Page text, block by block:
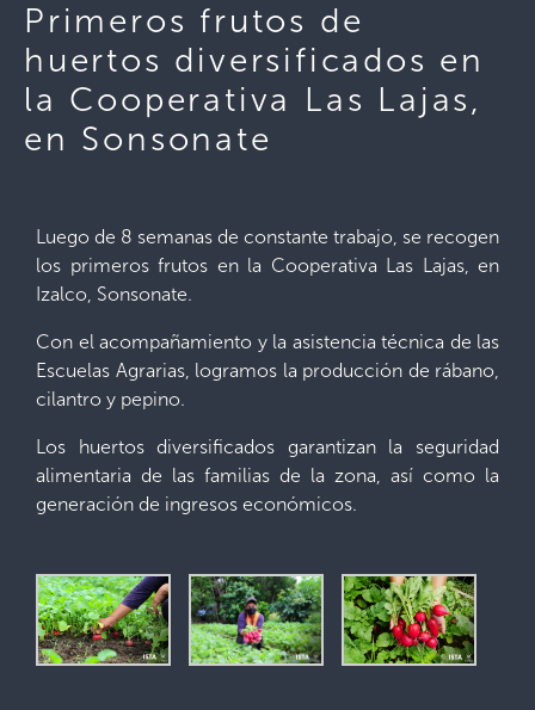
Primeros frutos de
huertos diversificados en
la Cooperativa Las Lajas,
en Sonsonate
Luego de 8 semanas de constante trabajo, se recogen
los primeros frutos en la Cooperativa Las Lajas, en
Izalco, Sonsonate.
Con el acompañamiento y la asistencia técnica de las
Escuelas Agrarias, logramos la producción de rábano,
cilantro y pepino.
Los huertos diversificados garantizan la seguridad
alimentaria de las familias de la zona, así como la
generación de ingresos económicos.